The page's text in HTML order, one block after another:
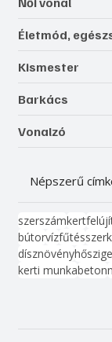
Életmód,
Kismester
Barkács
Vonalzó
Népszerű
szerszámkert
bútorvízfűtés
dísznövény
kerti munkabeton